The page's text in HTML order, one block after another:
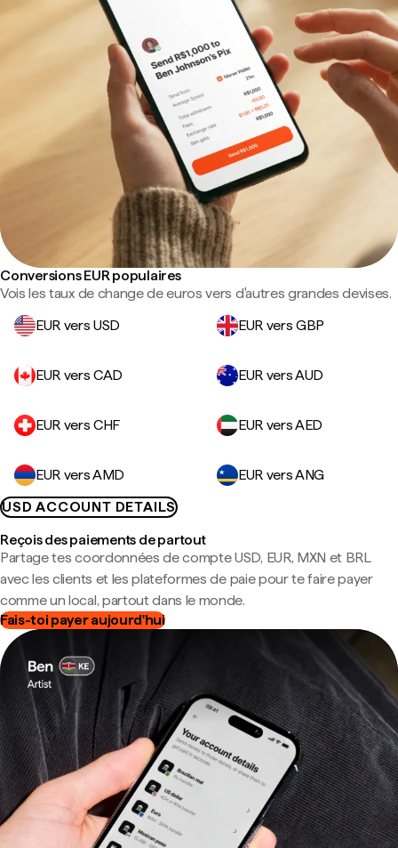
Conversions EUR populaires
Vois les taux de change de euros vers d'autres grandes devises.
EUR vers USD
EUR vers GBP
EUR vers CAD EUR vers AUD
EUR vers CHF EUR vers AED
EUR vers AMD
EUR vers ANG
USD ACCOUNT DETAILS
Reçois des paiements de partout
Partage tes coordonnées de compte USD, EUR, MXN et BRL
avec les clients et les plateformes de paie pour te faire payer
comme un local, partout dans le monde.
Fais-toi payer aujourd'hui